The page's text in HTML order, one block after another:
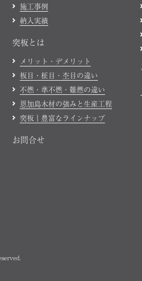
施工事例
納入実績
突板とは
メリット・デメリット
板目・柾目・杢目の違い
不燃・準不燃・難燃の違い
恩加島木材の強みと生産工程
突板｜豊富なラインナップ
お問合せ